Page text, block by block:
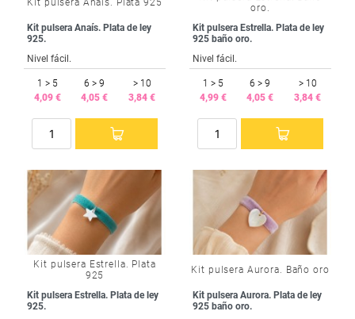
Kit pulsera Anaís. Plata 925
Kit pulsera Anaís. Plata de ley
925.
Nivel fácil.
1 > 5
4,09 €
6 > 9
4,05 €
> 10
3,84 €
oro.
Kit pulsera Estrella. Plata de ley
925 baño oro.
Nivel fácil.
1 > 5
4,99 €
6 > 9
4,05 €
> 10
3,84 €
Kit pulsera Estrella. Plata
925
Kit pulsera Estrella. Plata de ley
925.
Kit pulsera Aurora. Baño oro
Kit pulsera Aurora. Plata de ley
925 baño oro.